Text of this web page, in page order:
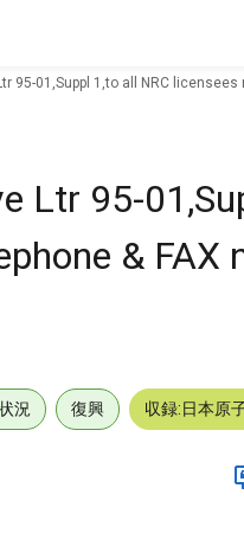
95-01,Suppl 1,to all NRC
Ltr 95-
& FAX
況 復興 収録:日本原